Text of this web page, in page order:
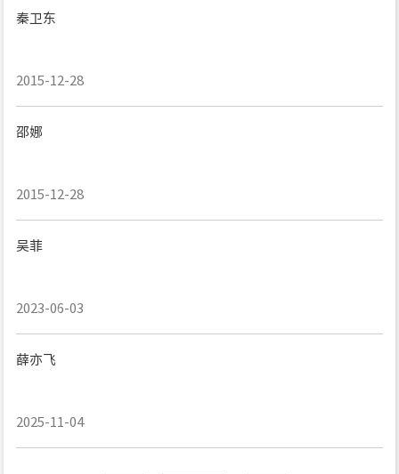
秦卫东
2015-12-28
邵娜
2015-12-28
吴菲
2023-06-03
薛亦飞
2025-11-04